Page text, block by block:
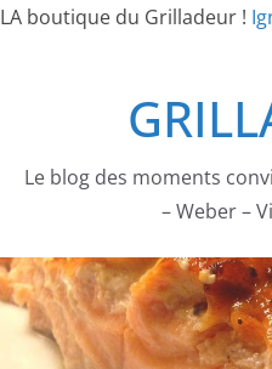
LA boutique du Grilladeur !
Le blog des moments
– Weber –